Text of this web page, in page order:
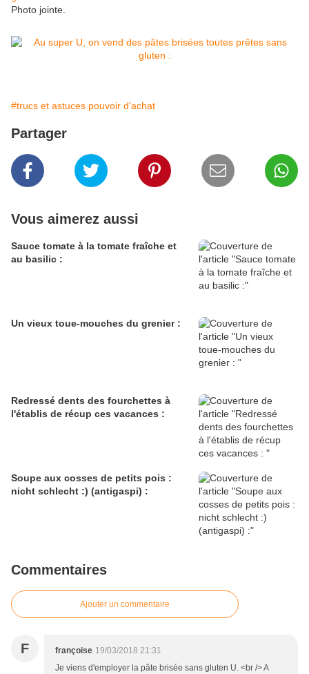
Photo jointe.
#trucs et astuces pouvoir d'achat
Partager
Vous aimerez aussi
Sauce tomate à la tomate fraîche et
au basilic :
Un vieux toue-mouches du grenier :
Redressé dents des fourchettes à
l'établis de récup ces vacances :
Soupe aux cosses de petits pois :
nicht schlecht :) (antigaspi) :
Commentaires
Ajouter un commentaire
F françoise 19/03/2018 21:31
Je viens d'employer la pâte brisée sans gluten U. <br /> A